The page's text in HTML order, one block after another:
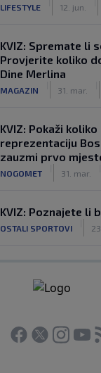
LIFESTYLE 12. jun.
KVIZ: Spremate li
Provjerite koliko
Dine Merlina
MAGAZIN 31. mar.
KVIZ: Pokaži
reprezentaciju
zauzmi prvo
NOGOMET 31. mar.
KVIZ: Poznajete li
OSTALI SPORTOVI